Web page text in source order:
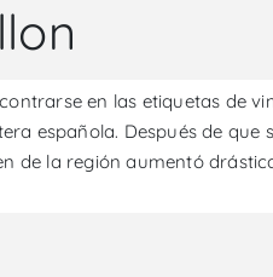
en las etiquetas de
española. Después de
de la región aumentó